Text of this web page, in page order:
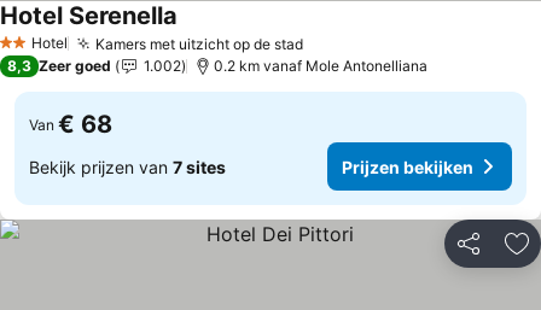
2 Sterren
Hotel Kamers met uitzicht op de stad
Hotel Serenella
8,3 Zeer goed 1.002 0.2 km vanaf Mole Antonelliana
Van € 68
Bekijk prijzen van 7 sites Prijzen bekijken
Delen